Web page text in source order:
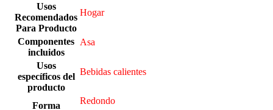
Usos
Recomendados
Para Producto
Hogar
Componentes
incluidos
Asa
Usos
específicos del
producto
Bebidas calientes
Forma ‎Redondo